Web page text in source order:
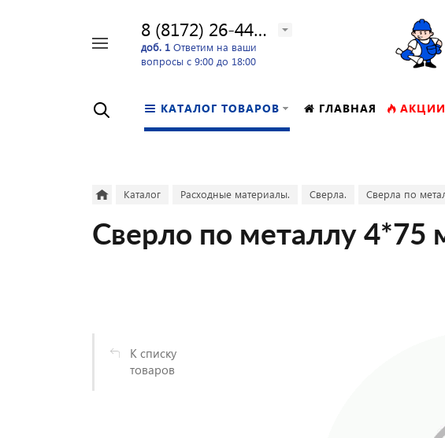
8 (8172) 26-44-24
доб. 1 Ответим на ваши
вопросы с 9:00 до 18:00
КАТАЛОГ ТОВАРОВ ГЛАВНАЯ АКЦИИ
Каталог Расходные материалы. Сверла. Сверла по
Сверло по металлу 4*75
К списку
товаров